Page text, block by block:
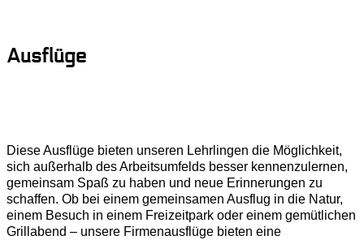
Ausflüge
Diese Ausflüge bieten unseren Lehrlingen die Möglichkeit,
sich außerhalb des Arbeitsumfelds besser kennenzulernen,
gemeinsam Spaß zu haben und neue Erinnerungen zu
schaffen. Ob bei einem gemeinsamen Ausflug in die Natur,
einem Besuch in einem Freizeitpark oder einem gemütlichen
Grillabend – unsere Firmenausflüge bieten eine